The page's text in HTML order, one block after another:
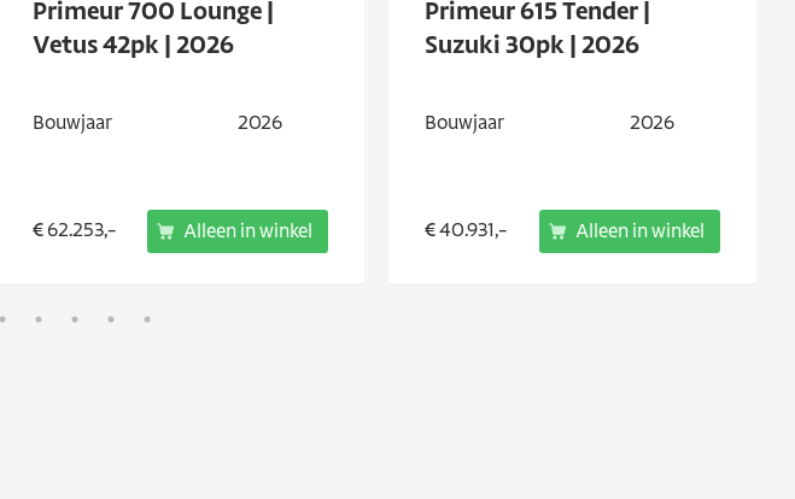
Primeur 700 Lounge |
Vetus 42pk | 2026
Bouwjaar 2026
€ 62.253,- Alleen in winkel
Primeur 615 Tender |
Suzuki 30pk | 2026
Bouwjaar 2026
€ 40.931,- Alleen in winkel